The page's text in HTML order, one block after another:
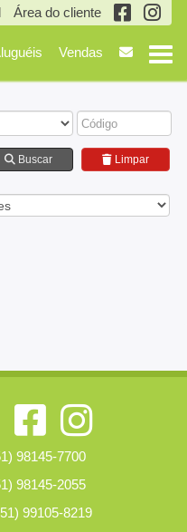
Área do cliente
Vendas
Buscar Limpar
98145-7700
98145-2055
99105-8219